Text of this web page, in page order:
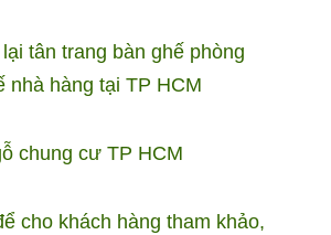
tân trang bàn ghế phòng
nhà hàng tại TP HCM
chung cư TP HCM
cho khách hàng tham khảo,